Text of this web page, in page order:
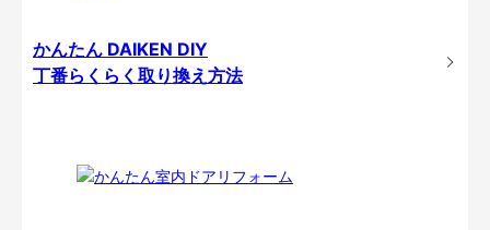
かんたん DAIKEN DIY
丁番らくらく取り換え方法